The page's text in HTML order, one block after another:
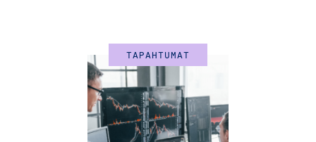
TAPAHTUMAT